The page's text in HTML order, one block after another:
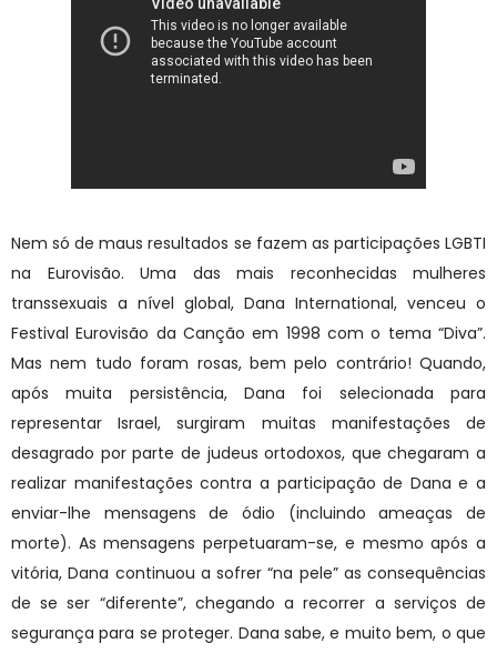
Nem só de maus resultados se fazem as participações LGBTI
na Eurovisão. Uma das mais reconhecidas mulheres
transsexuais a nível global, Dana International, venceu o
Festival Eurovisão da Canção em 1998 com o tema “Diva”.
Mas nem tudo foram rosas, bem pelo contrário! Quando,
após muita persistência, Dana foi selecionada para
representar Israel, surgiram muitas manifestações de
desagrado por parte de judeus ortodoxos, que chegaram a
realizar manifestações contra a participação de Dana e a
enviar-lhe mensagens de ódio (incluindo ameaças de
morte). As mensagens perpetuaram-se, e mesmo após a
vitória, Dana continuou a sofrer “na pele” as consequências
de se ser “diferente”, chegando a recorrer a serviços de
segurança para se proteger. Dana sabe, e muito bem, o que